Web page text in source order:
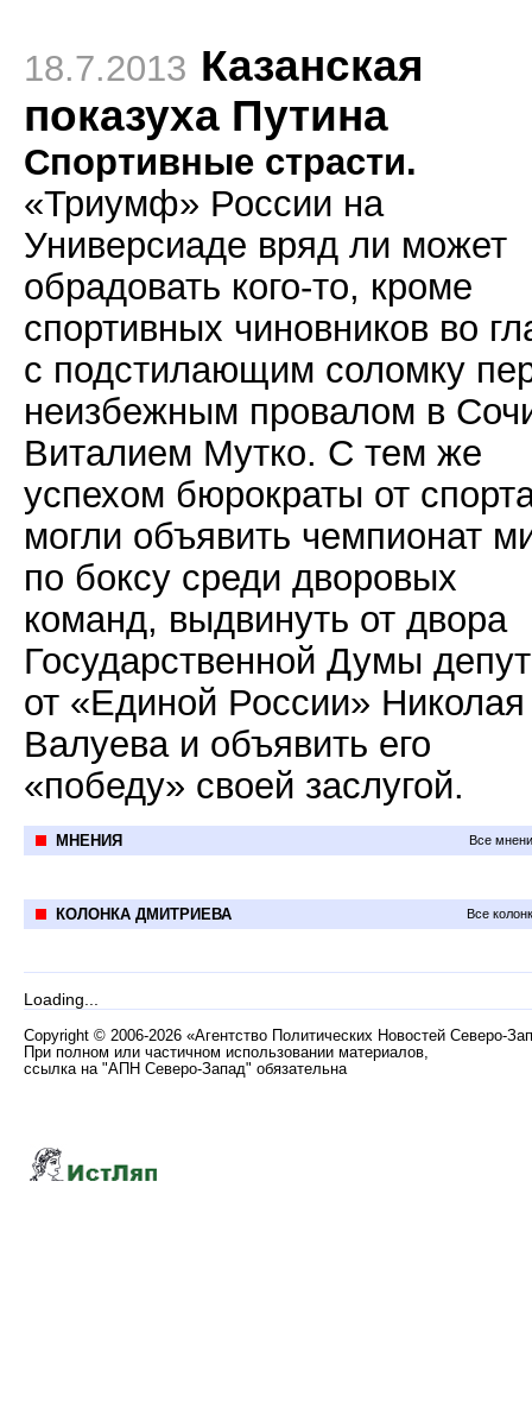
18.7.2013 Казанская
показуха Путина
Спортивные страсти.
«Триумф» России на
Универсиаде вряд ли может
обрадовать кого-то, кроме
спортивных чиновников во
с подстилающим соломку
неизбежным провалом в
Виталием Мутко. С тем же
успехом бюрократы от
могли объявить чемпионат
по боксу среди дворовых
команд, выдвинуть от двора
Государственной Думы
от «Единой России» Николая
Валуева и объявить его
«победу» своей заслугой.
МНЕНИЯ Все
КОЛОНКА ДМИТРИЕВА Все
Loading...
Copyright © 2006-2026 «Агентство Политических Новостей Северо-
При полном или частичном использовании материалов,
ссылка на "АПН Северо-Запад" обязательна